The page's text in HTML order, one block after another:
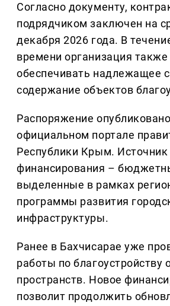
Согласно документу,
подрядчиком заключен на
декабря 2026 года. В
времени организация
обеспечивать надлежащее
содержание объектов
Распоряжение
официальном портале
Республики Крым. Источник
финансирования –
выделенные в рамках
программы развития
инфраструктуры.
Ранее в Бахчисарае уже
работы по благоустройству
пространств. Новое
позволит продолжить